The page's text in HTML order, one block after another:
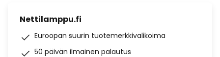
Nettilamppu.fi
Euroopan suurin tuotemerkkivalikoima
50 päivän ilmainen palautus